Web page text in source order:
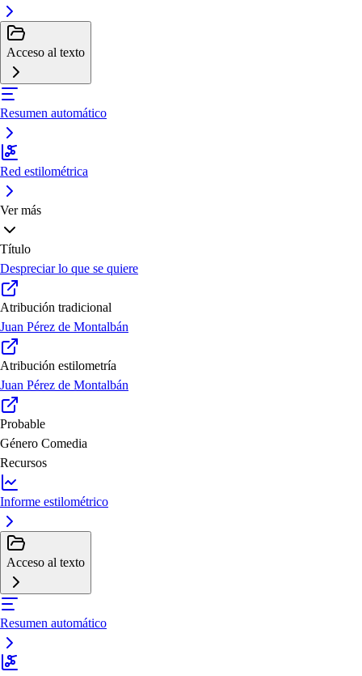
Acceso al texto
Resumen automático
Red estilométrica
Ver más
Título
Despreciar lo que se quiere
Atribución tradicional
Juan Pérez de Montalbán
Atribución estilometría
Juan Pérez de Montalbán
Probable
Género Comedia
Recursos
Informe estilométrico
Acceso al texto
Resumen automático